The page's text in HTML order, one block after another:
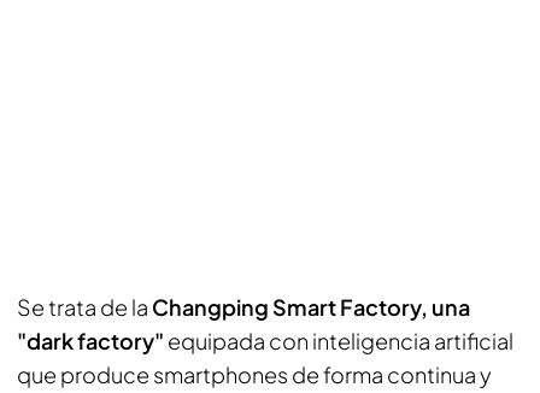
Se trata de la Changping Smart Factory, una
"dark factory" equipada con inteligencia artificial
que produce smartphones de forma continua y